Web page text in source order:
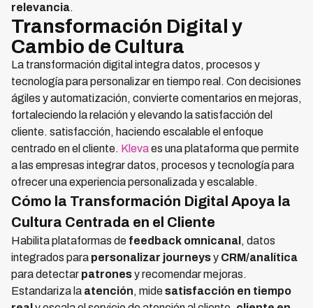
relevancia.
Transformación Digital y
Cambio de Cultura
La transformación digital integra datos, procesos y
tecnología para personalizar en tiempo real. Con decisiones
ágiles y automatización, convierte comentarios en mejoras,
fortaleciendo la relación y elevando la satisfacción del
cliente. satisfacción, haciendo escalable el enfoque
centrado en el cliente. Klevaes una plataforma que permite
a las empresas integrar datos, procesos y tecnología para
ofrecer una experiencia personalizada y escalable.
Cómo la Transformación Digital Apoya la
Cultura Centrada en el Cliente
Habilita plataformas de feedback omnicanal , datos
integrados para personalizar journeysy CRM/analítica
para detectar patronesy recomendar mejoras.
Estandariza la atención, midesatisfacción en tiempo